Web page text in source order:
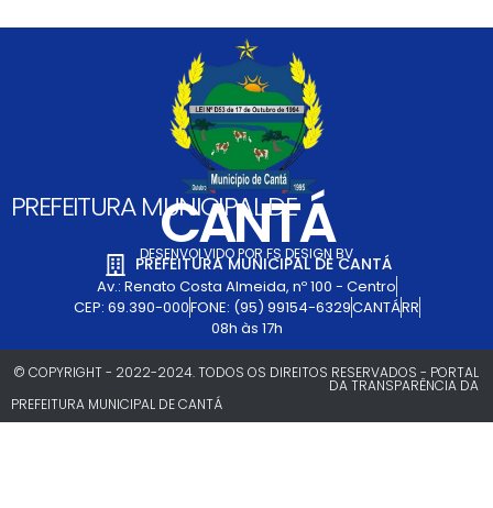
PREFEITURA MUNICIPAL DE
CANTÁ
DESENVOLVIDO POR FS DESIGN BV
PREFEITURA MUNICIPAL DE CANTÁ
Av.: Renato Costa Almeida, nº 100 - Centro
CEP: 69.390-000FONE: (95) 99154-6329CANTÁRR
08h às 17h
© COPYRIGHT - 2022-2024. TODOS OS DIREITOS RESERVADOS - PORTAL
DA TRANSPARÊNCIA DA
PREFEITURA MUNICIPAL DE CANTÁ